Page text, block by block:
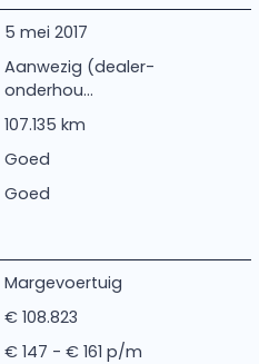
5 mei 2017
Aanwezig (dealer-
onderhou...
107.135 km
Goed
Goed
Margevoertuig
€ 108.823
€ 147 - € 161 p/m